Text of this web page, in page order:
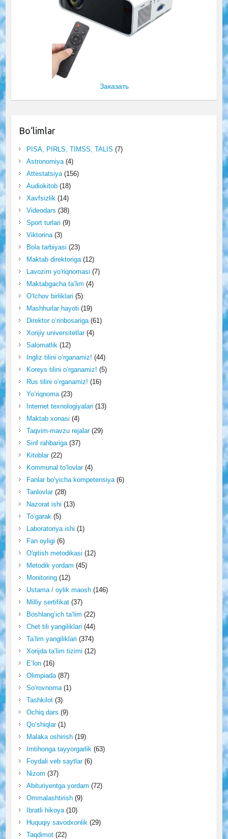
Заказать
Bo‘limlar
PISA, PIRLS, TIMSS, TALIS (7)
Astronomiya(4)
Attestatsiya(156)
Audiokitob(18)
Xavfsizlik (14)
Videodars (38)
Sport turlari (9)
Viktorina(3)
Bola tarbiyasi (23)
Maktab direktoriga(12)
Lavozim yo'riqnomasi (7)
Maktabgacha ta’lim (4)
O‘lchov birliklari (5)
Mashhurlar hayoti (19)
Direktor o‘rinbosariga(61)
Xorijiy universitetlar(4)
Salomatlik (12)
Ingliz tilini o‘rganamiz! (44)
Koreys tilini o‘rganamiz! (5)
Rus tilini o‘rganamiz! (16)
Yo‘riqnoma(23)
Internet texnologiyalari (13)
Maktab xonasi (4)
Taqvim-mavzu rejalar(29)
Sinf rahbariga(37)
Kitoblar(22)
Kommunal to‘lovlar(4)
Fanlar bo‘yicha kompetensiya(6)
Tanlovlar(28)
Nazorat ishi (13)
To‘garak (5)
Laboratoriya ishi (1)
Fan oyligi (6)
O'qitish metodikasi (12)
Metodik yordam (45)
Monitoring(12)
Ustama / oylik maosh(146)
Milliy sertifikat(37)
Boshlang‘ich ta’lim (22)
Chet tili yangiliklari (44)
Ta’lim yangiliklari (374)
Xorijda ta’lim tizimi (12)
E’lon(16)
Olimpiada(87)
So‘rovnoma(1)
Tashkilot(3)
Ochiq dars (9)
Qo‘shiqlar(1)
Malaka oshirish(19)
Imtihonga tayyorgarlik (63)
Foydali veb saytlar(6)
Nizom (37)
Abituriyentga yordam (72)
Ommalashtirish(9)
Ibratli hikoya(10)
Huquqiy savodxonlik (29)
Taqdimot(22)